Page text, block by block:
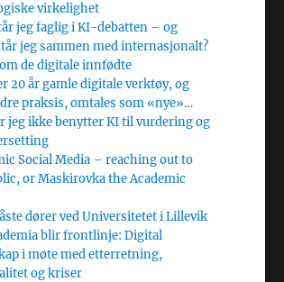
virkelighet
jeg faglig i KI-debatten – og
jeg sammen med internasjonalt?
de digitale innfødte
20 år gamle digitale verktøy, og
praksis, omtales som «nye»…
jeg ikke benytter KI til vurdering og
Social Media – reaching out to
or Maskirovka the Academic
dører ved Universitetet i Lillevik
blir frontlinje: Digital
i møte med etterretning,
og kriser